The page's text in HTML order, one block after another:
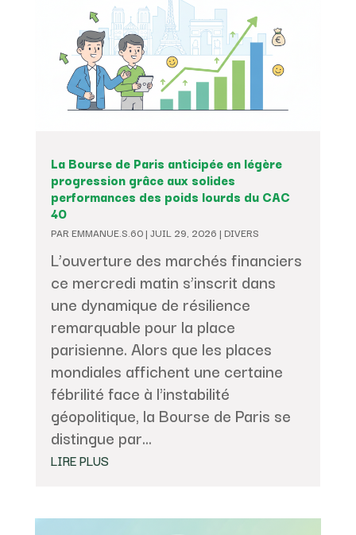
La Bourse de Paris anticipée en légère
progression grâce aux solides
performances des poids lourds du CAC
40
PAR EMMANUE.S.60| JUIL 29, 2026 | DIVERS
L’ouverture des marchés financiers
ce mercredi matin s’inscrit dans
une dynamique de résilience
remarquable pour la place
parisienne. Alors que les places
mondiales affichent une certaine
fébrilité face à l'instabilité
géopolitique, la Bourse de Paris se
distingue par...
LIRE PLUS